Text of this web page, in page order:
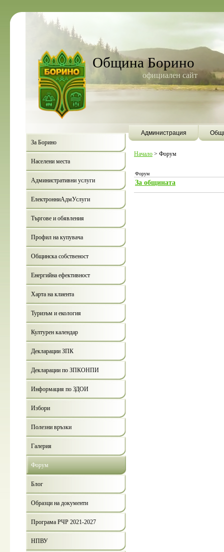
Община Борино
официален сайт
Администрация
За Борино
Населени места
Административни услуги
ЕлектронниАдмУслуги
Търгове и обявления
Профил на купувача
Общинска собственост
Енергийна ефективност
Харта на клиента
Туризъм и екология
Културен календар
Декларации ЗПК
Декларации по ЗПКОНПИ
Информация по ЗДОИ
Избори
Полезни връзки
Галерия
Форум
Блог
Образци на документи
Програма РЧР 2021-2027
НПВУ
Начало > Форум
Форум
За общината